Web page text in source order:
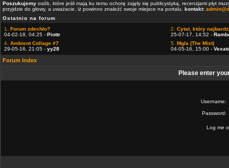
Poszukujemy osób, które jeśli mają ku temu ochotę zajęły się publicystyką, recenzjami płyt
przyjdzie do głowy, a uważacie, iż powinno znaleźć swoje miejsce na portalu. kontakt:
Ostatnio na forum
1. Forum zdechło?
04-02-18, 04:25 - Piottr
2. Cytat, który
25-07-17, 14:52 -
4. Ambient Collage #7
29-05-16, 21:05 - yy28
5. Mgla (The Mist)
04-05-16, 15:00 -
Forum Index
Please enter
Username:
Password:
Log me